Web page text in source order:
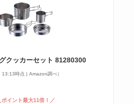
クッカーセット 81280300
13:13時点 | Amazon調べ）
ポイント最大11倍！／